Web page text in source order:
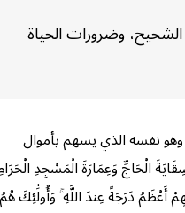
وضرورات الحياة
نفسه الذي يسهم بأموال
الْحَاجِّ وَعِمَارَةَ الْمَسْجِدِ
أَعْظَمُ دَرَجَةً عِندَ اللَّهِ ۚ وَأُولَٰئِكَ هُمُ